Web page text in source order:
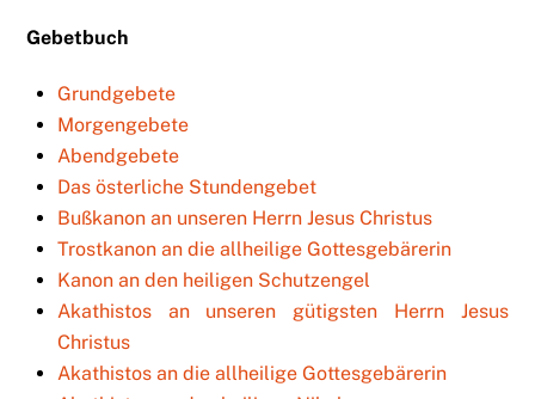
Gebetbuch
Grundgebete
Morgengebete
Abendgebete
Das österliche Stundengebet
Bußkanon an unseren Herrn Jesus Christus
Trostkanon an die allheilige Gottesgebärerin
Kanon an den heiligen Schutzengel
Akathistos an unseren gütigsten Herrn Jesus
Christus
Akathistos an die allheilige Gottesgebärerin